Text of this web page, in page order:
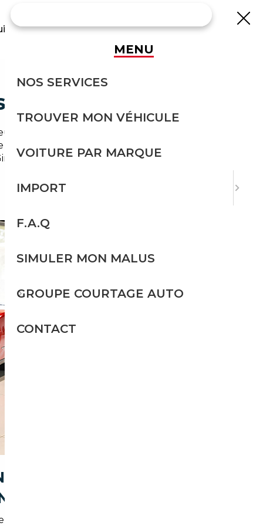
qui prennent le tram et les familles qui
de
(33) et de la région Nouvelle-Aquitaine.
POUR ACHETER UNE
local, les attentes des automobilistes
MENU
NOS SERVICES
TROUVER MON VÉHICULE
VOITURE PAR MARQUE
IMPORT
F.A.Q
SIMULER MON MALUS
GROUPE COURTAGE AUTO
CONTACT